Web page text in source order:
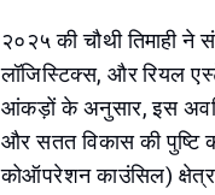
२०२५ की चौथी तिमाही ने
लॉजिस्टिक्स, और रियल
आंकड़ों के अनुसार, इस अवधि
और सतत विकास की पुष्टि
कोऑपरेशन काउंसिल)